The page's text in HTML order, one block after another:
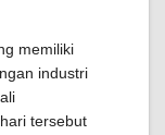
memiliki
industri
tersebut